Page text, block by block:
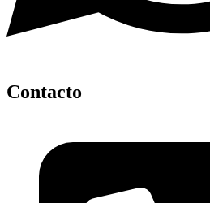
Contacto